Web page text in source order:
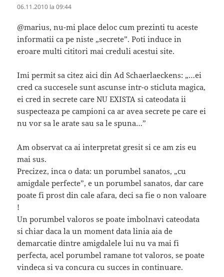
06.11.2010 la 09:44
@marius, nu-mi place deloc cum prezinti tu aceste
informatii ca pe niste „secrete”. Poti induce in
eroare multi cititori mai creduli acestui site.
Imi permit sa citez aici din Ad Schaerlaeckens: „…ei
cred ca succesele sunt ascunse intr-o sticluta magica,
ei cred in secrete care NU EXISTA si cateodata ii
suspecteaza pe campioni ca ar avea secrete pe care ei
nu vor sa le arate sau sa le spuna…”
Am observat ca ai interpretat gresit si ce am zis eu
mai sus.
Precizez, inca o data: un porumbel sanatos, „cu
amigdale perfecte”, e un porumbel sanatos, dar care
poate fi prost din cale afara, deci sa fie o non valoare
!
Un porumbel valoros se poate imbolnavi cateodata
si chiar daca la un moment data linia aia de
demarcatie dintre amigdalele lui nu va mai fi
perfecta, acel porumbel ramane tot valoros, se poate
vindeca si va concura cu succes in continuare.